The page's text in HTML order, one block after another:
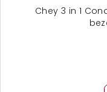
Chey 3 in 1